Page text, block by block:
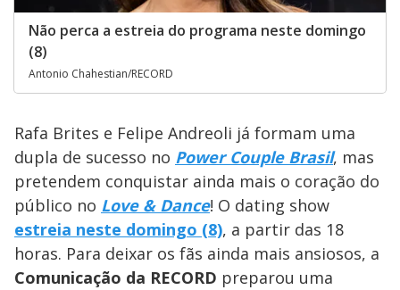
Não perca a estreia do programa neste domingo
(8)
Antonio Chahestian/RECORD
Rafa Brites e Felipe Andreoli já formam uma
dupla de sucesso no Power Couple Brasil, mas
pretendem conquistar ainda mais o coração do
público no Love & Dance! O dating show
estreia neste domingo (8), a partir das 18
horas. Para deixar os fãs ainda mais ansiosos, a
Comunicação da RECORD preparou uma